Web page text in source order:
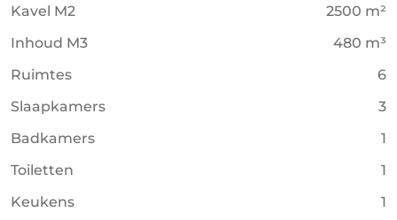
Kavel M2
2500 m²
Inhoud M3
480 m³
Ruimtes
6
Slaapkamers
3
Badkamers
1
Toiletten
1
Keukens
1